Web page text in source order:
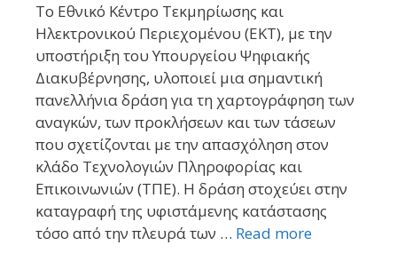
Το Εθνικό Κέντρο Τεκμηρίωσης και
Ηλεκτρονικού Περιεχομένου (ΕΚΤ), με την
υποστήριξη του Υπουργείου Ψηφιακής
Διακυβέρνησης, υλοποιεί μια σημαντική
πανελλήνια δράση για τη χαρτογράφηση των
αναγκών, των προκλήσεων και των τάσεων
που σχετίζονται με την απασχόληση στον
κλάδο Τεχνολογιών Πληροφορίας και
Επικοινωνιών (ΤΠΕ). Η δράση στοχεύει στην
καταγραφή της υφιστάμενης κατάστασης
τόσο από την πλευρά των … Read more